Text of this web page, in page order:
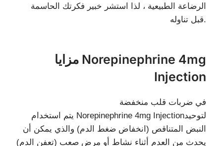
الرضاعة الطبيعية ، لذا استشر خبير فكرتك الحاسمة
قبل تناوله.
مزايا Norepinephrine 4mg
Injection
في ضربات قلب منخفضة
يتم استخدام Norepinephrine 4mg Injectionلتوحيد
النبض المتناقص (انخفاض ضغط الدم) والذي يمكن أن
يحدث من العدم أثناء نشاط أو مرض صعب (تعفن الدم)